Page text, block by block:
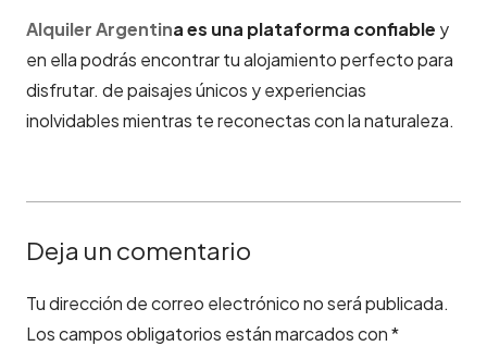
Alquiler Argentina es una plataforma confiable y
en ella podrás encontrar tu alojamiento perfecto para
disfrutar. de paisajes únicos y experiencias
inolvidables mientras te reconectas con la naturaleza.
Deja un comentario
Tu dirección de correo electrónico no será publicada.
Los campos obligatorios están marcados con*